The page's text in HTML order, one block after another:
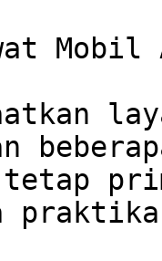
Mobil
tetap